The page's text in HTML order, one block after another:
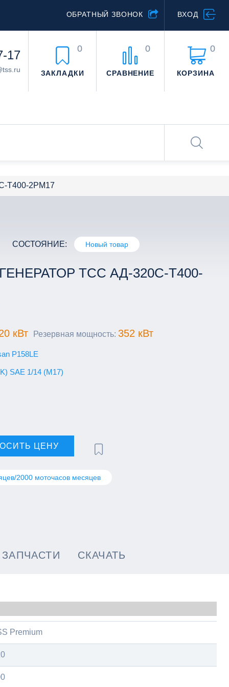
ВХОД
ОБРАТНЫЙ ЗВОНОК
КОРЗИНА
0
ЗАКЛАДКИ
0
СРАВНЕНИЕ
0
17
Т400-2РМ17
СОСТОЯНИЕ: Новый товар
ТСС АД-320С-Т400-
кВт Резервная мощность: 352 кВт
P158LE
SAE 1/14 (М17)
ЦЕНУ
2000 моточасов месяцев
ЗАПЧАСТИ СКАЧАТЬ
Premium